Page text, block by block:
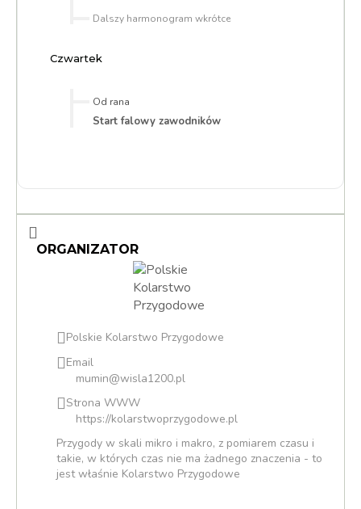
Dalszy harmonogram wkrótce
Czwartek
Od rana
Start falowy zawodników
ORGANIZATOR
Polskie Kolarstwo Przygodowe
Email
mumin@wisla1200.pl
Strona WWW
https://kolarstwoprzygodowe.pl
Przygody w skali mikro i makro, z pomiarem czasu i
takie, w których czas nie ma żadnego znaczenia - to
jest właśnie Kolarstwo Przygodowe